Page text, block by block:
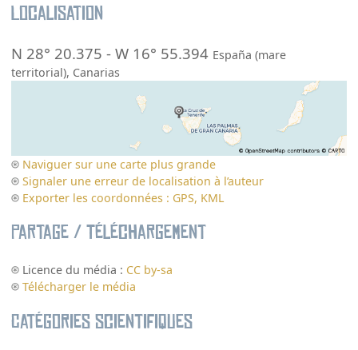
Localisation
N 28° 20.375 -W 16° 55.394 España (mare
territorial), Canarias
Naviguer sur une carte plus grande
Signaler une erreur de localisation à l’auteur
Exporter les coordonnées : GPS, KML
Partage / Téléchargement
Licence du média : CC by-sa
Télécharger le média
Catégories scientifiques